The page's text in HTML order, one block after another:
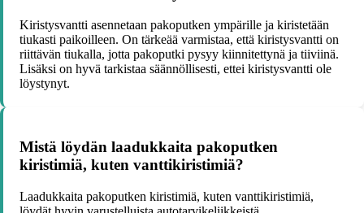
Kiristysvantti asennetaan pakoputken ympärille ja kiristetään
tiukasti paikoilleen. On tärkeää varmistaa, että kiristysvantti on
riittävän tiukalla, jotta pakoputki pysyy kiinnitettynä ja tiiviinä.
Lisäksi on hyvä tarkistaa säännöllisesti, ettei kiristysvantti ole
löystynyt.
Mistä löydän laadukkaita pakoputken
kiristimiä, kuten vanttikiristimiä?
Laadukkaita pakoputken kiristimiä, kuten vanttikiristimiä,